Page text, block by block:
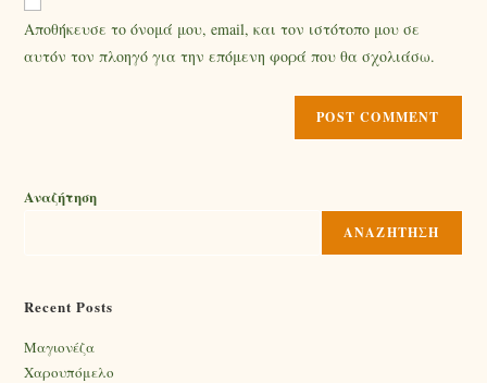
Αποθήκευσε το όνομά μου, email, και τον ιστότοπο μου σε
αυτόν τον πλοηγό για την επόμενη φορά που θα σχολιάσω.
Αναζήτηση
ΑΝΑΖΉΤΗΣΗ
Recent Posts
Mαγιονέζα
Χαρουπόμελο